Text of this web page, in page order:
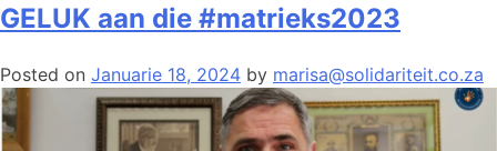
GELUK aan die #matrieks2023
Posted on Januarie 18, 2024 by marisa@solidariteit.co.za